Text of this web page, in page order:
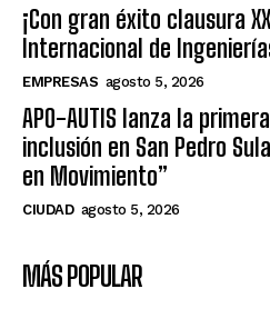
¡Con gran éxito clausura
Internacional de
EMPRESAS agosto 5, 2026
APO-AUTIS lanza la
inclusión en San Pedro
en Movimiento”
CIUDAD agosto 5, 2026
MÁS POPULAR